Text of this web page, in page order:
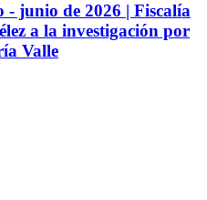
- junio de 2026 | Fiscalía
a la investigación por
Valle